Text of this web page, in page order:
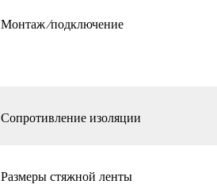
Монтаж ⁄подключение
Сопротивление изоляции
Размеры стяжной ленты